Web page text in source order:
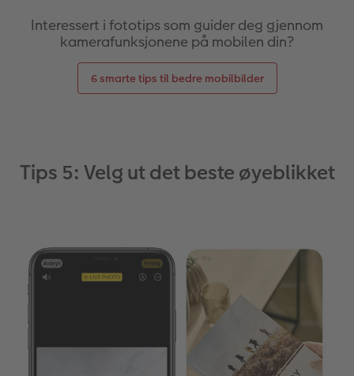
Interessert i fototips som guider deg gjennom
kamerafunksjonene på mobilen din?
6 smarte tips til bedre mobilbilder
Tips 5: Velg ut det beste øyeblikket